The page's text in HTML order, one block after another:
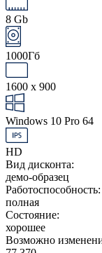
8 Gb
1000Гб
1600 x 900
Windows 10 Pro 64
HD
Вид дисконта:
демо-образец
Работоспособность:
полная
Состояние:
хорошее
Возможно